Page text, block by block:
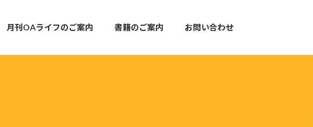
月刊OAライフのご案内 書籍のご案内 お問い合わせ